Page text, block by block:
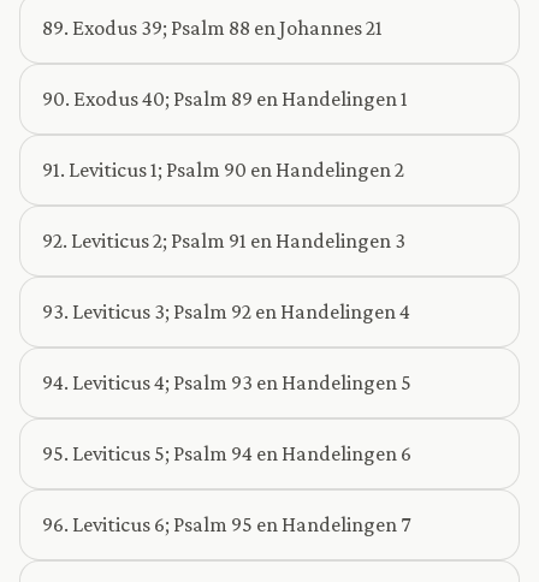
89. Exodus 39; Psalm 88 en Johannes 21
90. Exodus 40; Psalm 89 en Handelingen 1
91. Leviticus 1; Psalm 90 en Handelingen 2
92. Leviticus 2; Psalm 91 en Handelingen 3
93. Leviticus 3; Psalm 92 en Handelingen 4
94. Leviticus 4; Psalm 93 en Handelingen 5
95. Leviticus 5; Psalm 94 en Handelingen 6
96. Leviticus 6; Psalm 95 en Handelingen 7